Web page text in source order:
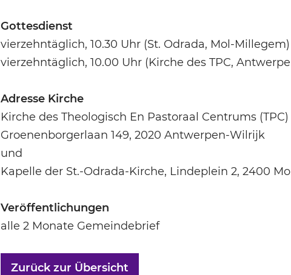
Gottesdienst
vierzehntäglich, 10.30 Uhr (St. Odrada, Mol-Millegem)
vierzehntäglich, 10.00 Uhr (Kirche des TPC,
Adresse Kirche
Kirche des Theologisch En Pastoraal Centrums (TPC)
Groenenborgerlaan 149, 2020 Antwerpen-Wilrijk
und
Kapelle der St.-Odrada-Kirche, Lindeplein 2, 2400
Veröffentlichungen
alle 2 Monate Gemeindebrief
Zurück zur Übersicht